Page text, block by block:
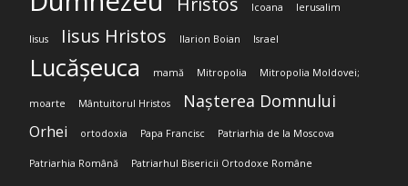
Icoana Ierusalim
Iisus Iisus Hristos Ilarion Boian Israel
Lucășeuca mamă Mitropolia Mitropolia Moldovei;
moarte Mântuitorul Hristos Nașterea Domnului
Orhei ortodoxia Papa Francisc Patriarhia de la Moscova
Patriarhia Română Patriarhul Bisericii Ortodoxe Române